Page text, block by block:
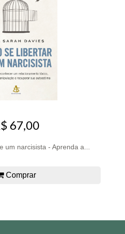
67,00
um narcisista - Aprenda a...
Comprar